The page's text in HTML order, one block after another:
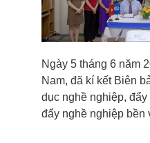
Ngày 5 tháng 6 năm
Nam, đã kí kết Biên
dục nghề nghiệp,
đẩy nghề nghiệp